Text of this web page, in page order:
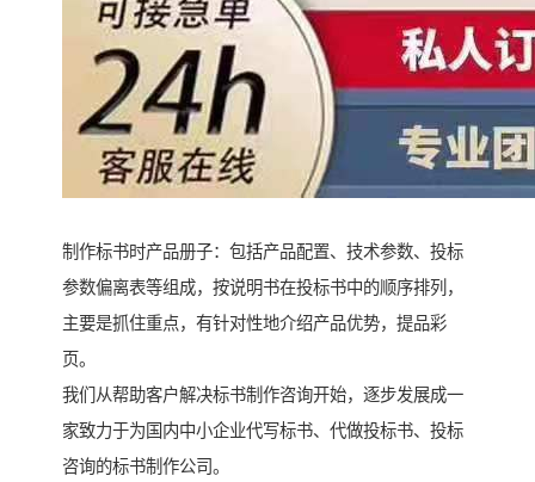
制作标书时产品册子：包括产品配置、技术参数、投标
参数偏离表等组成，按说明书在投标书中的顺序排列，
主要是抓住重点，有针对性地介绍产品优势，提品彩
页。
我们从帮助客户解决标书制作咨询开始，逐步发展成一
家致力于为国内中小企业代写标书、代做投标书、投标
咨询的标书制作公司。